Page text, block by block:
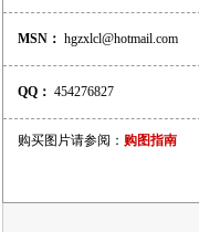
MSN： hgzxlcl@hotmail.com
QQ： 454276827
购买图片请参阅： 购图指南